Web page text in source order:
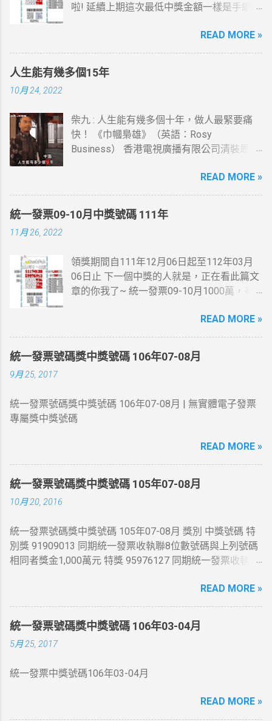
啦! 延續上期這次最低中獎金額一樣是手續
萬特獎7-ELEVEN跟全家Family Mar又有貢獻
了，這些地方我都有去， 最幸運的人是花20
元停車費就中了。 桃園市蘆竹區中獎機率感
覺挺高的，想當年也在那住過幾年....
READ MORE »
人生能有幾多個15年
10月 24, 2022
柴九 : 人生能有幾多個十年，做人最緊要痛
快！ 《巾幗梟雄》（英語：Rosy
Business） 香港電視廣播有限公司清裝恩仇
祥(柴九)領銜主演，監製李添勝。 此劇為
2009無綫節目巡禮劇集及2009無綫節目精選
第一季劇集之一。
READ MORE »
統一發票09-10月中獎號碼 111年
11月 26, 2022
領獎期間自111年12月06日起至112年03月
06日止 下一個中獎的人就是，正在看此篇文
章的你我了~ 統一發票09-10月1000萬，有
運的人在7-11繳費收的手續費10元~READ MORE »
統一發票號碼獎中獎號碼 106年07-08月
9月 25, 2017
統一發票號碼獎中獎號碼 106年07-08月 | 無實體電子發票
專屬獎中獎號碼
READ MORE »
統一發票號碼獎中獎號碼 105年07-08月
10月 20, 2016
統一發票號碼獎中獎號碼 105年07-08月 獎別 中獎號碼 特
別獎 91909013 同期統一發票收執聯8位數號碼與上列號碼
相同者獎金1,000萬元 特獎 95976127 同期統一發票收執聯
、 41876525 、 86331065 同期統一發票收執聯8位數號碼
與上列號碼相同者獎金20萬元 二獎 同期統一發票收執聯末
7 位數號碼與頭獎中獎號碼末7 位相同者各得獎金4 萬元 三
獎 同期統一發票收執聯末6 位數號碼與頭獎中獎號碼末6 位
相同者各得獎金1 萬元 四獎 同期統一發票收執聯末5 位數
期統一發票收執聯末4 位數號碼與頭獎中獎號碼末4 位相同
與頭獎中獎號碼末3 位相同者各得獎金 2 百元 增開六獎
READ MORE »
統一發票號碼獎中獎號碼 106年03-04月
5月 25, 2017
統一發票中獎號碼106年03-04月
READ MORE »